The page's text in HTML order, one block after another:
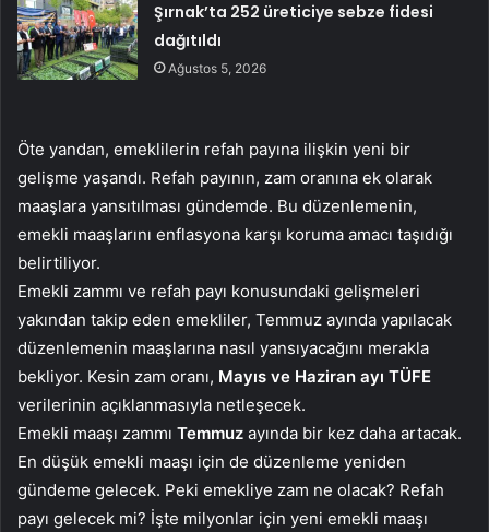
Şırnak’ta 252 üreticiye sebze fidesi
dağıtıldı
Ağustos 5, 2026
Öte yandan, emeklilerin refah payına ilişkin yeni bir
gelişme yaşandı. Refah payının, zam oranına ek olarak
maaşlara yansıtılması gündemde. Bu düzenlemenin,
emekli maaşlarını enflasyona karşı koruma amacı taşıdığı
belirtiliyor.
Emekli zammı ve refah payı konusundaki gelişmeleri
yakından takip eden emekliler, Temmuz ayında yapılacak
düzenlemenin maaşlarına nasıl yansıyacağını merakla
bekliyor. Kesin zam oranı, Mayıs ve Haziran ayı TÜFE
verilerinin açıklanmasıyla netleşecek.
Emekli maaşı zammı Temmuz ayında bir kez daha artacak.
En düşük emekli maaşı için de düzenleme yeniden
gündeme gelecek. Peki emekliye zam ne olacak? Refah
payı gelecek mi? İşte milyonlar için yeni emekli maaşı